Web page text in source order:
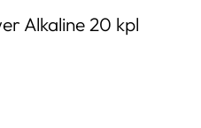
Alkaline 20 kpl